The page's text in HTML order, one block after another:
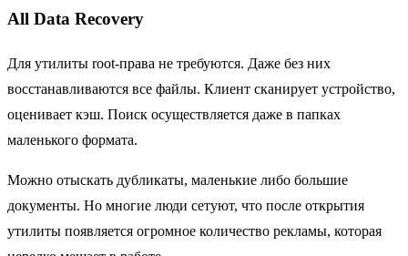
All Data Recovery
Для утилиты root-права не требуются. Даже без них
восстанавливаются все файлы. Клиент сканирует устройство,
оценивает кэш. Поиск осуществляется даже в папках
маленького формата.
Можно отыскать дубликаты, маленькие либо большие
документы. Но многие люди сетуют, что после открытия
утилиты появляется огромное количество рекламы, которая